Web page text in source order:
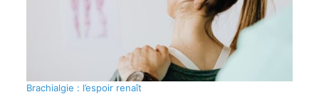
Brachialgie : l’espoir renaît